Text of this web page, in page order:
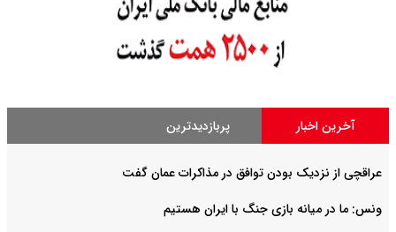
آخرین اخبار پربازدیدترین
عراقچی از نزدیک بودن توافق در مذاکرات عمان گفت
ونس: ما در میانه بازی جنگ با ایران هستیم